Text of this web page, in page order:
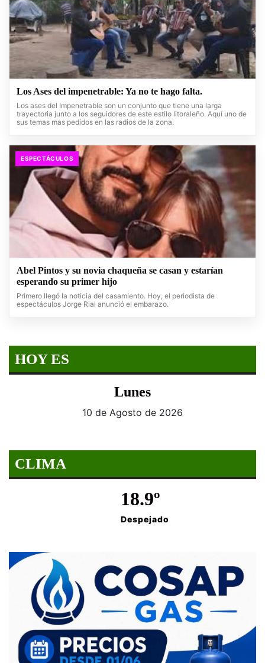
Los Ases del impenetrable: Ya no te hago falta.
Los ases del Impenetrable son un conjunto que tiene una larga
trayectoria junto a los seguidores de este estilo litoraleño. Aquí uno de
sus temas mas pedidos en las radios de la zona.
ESPECTÁCULOS
Abel Pintos y su novia chaqueña se casan y estarían
esperando su primer hijo
Primero llegó la noticia del casamiento. Hoy, el periodista de
espectáculos Jorge Rial anunció el embarazo.
HOY ES
Lunes
10 de Agosto de 2026
CLIMA
18.9º
Despejado